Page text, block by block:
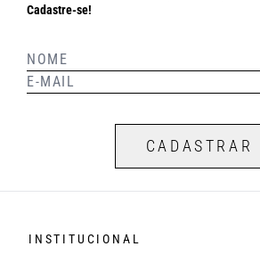
Cadastre-se!
CADASTRAR
INSTITUCIONAL